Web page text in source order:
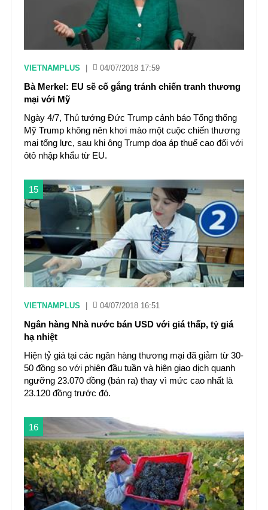
VIETNAMPLUS 04/07/2018 17:59
Bà Merkel: EU sẽ cố gắng tránh chiến tranh thương
mại với Mỹ
Ngày 4/7, Thủ tướng Đức Trump cảnh báo Tổng thống
Mỹ Trump không nên khơi mào một cuộc chiến thương
mại tổng lực, sau khi ông Trump dọa áp thuế cao đối với
ôtô nhập khẩu từ EU.
15
VIETNAMPLUS 04/07/2018 16:51
Ngân hàng Nhà nước bán USD với giá thấp, tỷ giá
hạ nhiệt
Hiện tỷ giá tại các ngân hàng thương mại đã giảm từ 30-
50 đồng so với phiên đầu tuần và hiện giao dịch quanh
ngưỡng 23.070 đồng (bán ra) thay vì mức cao nhất là
23.120 đồng trước đó.
16